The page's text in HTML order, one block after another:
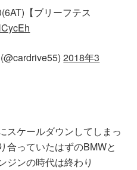
【ブリーフテス
2018年3
スケールダウンしてしまっ
合っていたはずのBMWと
ジンの時代は終わり